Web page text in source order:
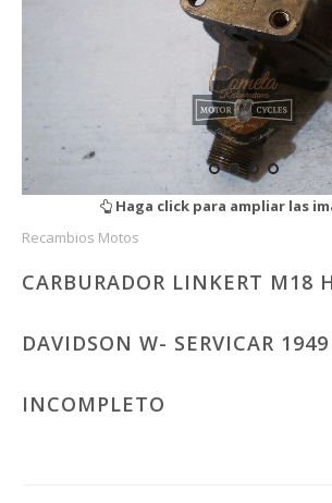
Haga click para ampliar las
Recambios Motos
CARBURADOR LINKERT M18
DAVIDSON W- SERVICAR
INCOMPLETO